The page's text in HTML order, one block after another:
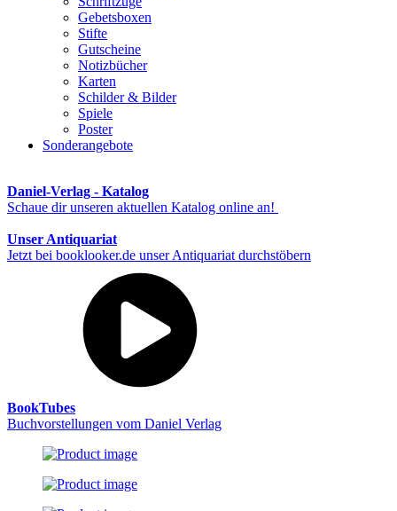
Gebetsboxen
Stifte
Gutscheine
Notizbücher
Karten
Schilder & Bilder
Spiele
Poster
Sonderangebote
Daniel-Verlag - Katalog
Schaue dir unseren aktuellen Katalog online an!
Unser Antiquariat
Jetzt bei booklooker.de unser Antiquariat durchstöbern
BookTubes
Buchvorstellungen vom Daniel Verlag